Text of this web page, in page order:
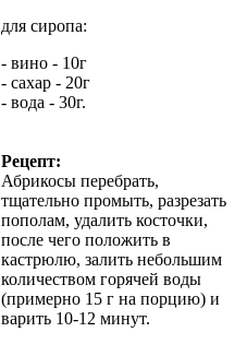
для сиропа:
- вино - 10г
- сахар - 20г
- вода - 30г.
Рецепт:
Абрикосы перебрать,
тщательно промыть, разрезать
пополам, удалить косточки,
после чего положить в
кастрюлю, залить небольшим
количеством горячей воды
(примерно 15 г на порцию) и
варить 10-12 минут.